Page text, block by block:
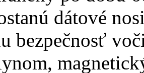
dátové
bezpečnosť